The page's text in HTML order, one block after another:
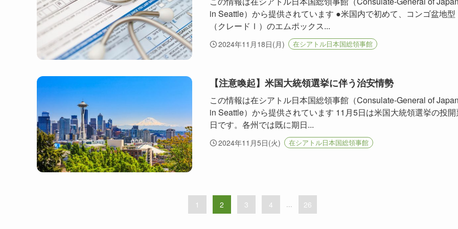
in Seattle）から提供されています ●米国内で初めて、コンゴ盆地型
（クレードⅠ）のエムポックス...
2024年11月18日(月) 在シアトル日本国総領事館
【注意喚起】米国大統領選挙に伴う治安情勢
この情報は在シアトル日本国総領事館（Consulate-General of Japan
in Seattle）から提供されています 11月5日は米国大統領選挙の投開
日です。各州では既に期日...
2024年11月5日(火) 在シアトル日本国総領事館
1 2 3 4 ... 26